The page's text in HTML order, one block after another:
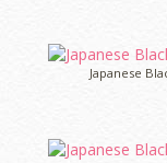
Japanese